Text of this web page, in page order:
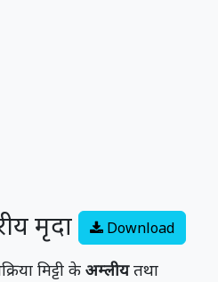
मृदा Download
मिट्टी के अम्लीयतथा